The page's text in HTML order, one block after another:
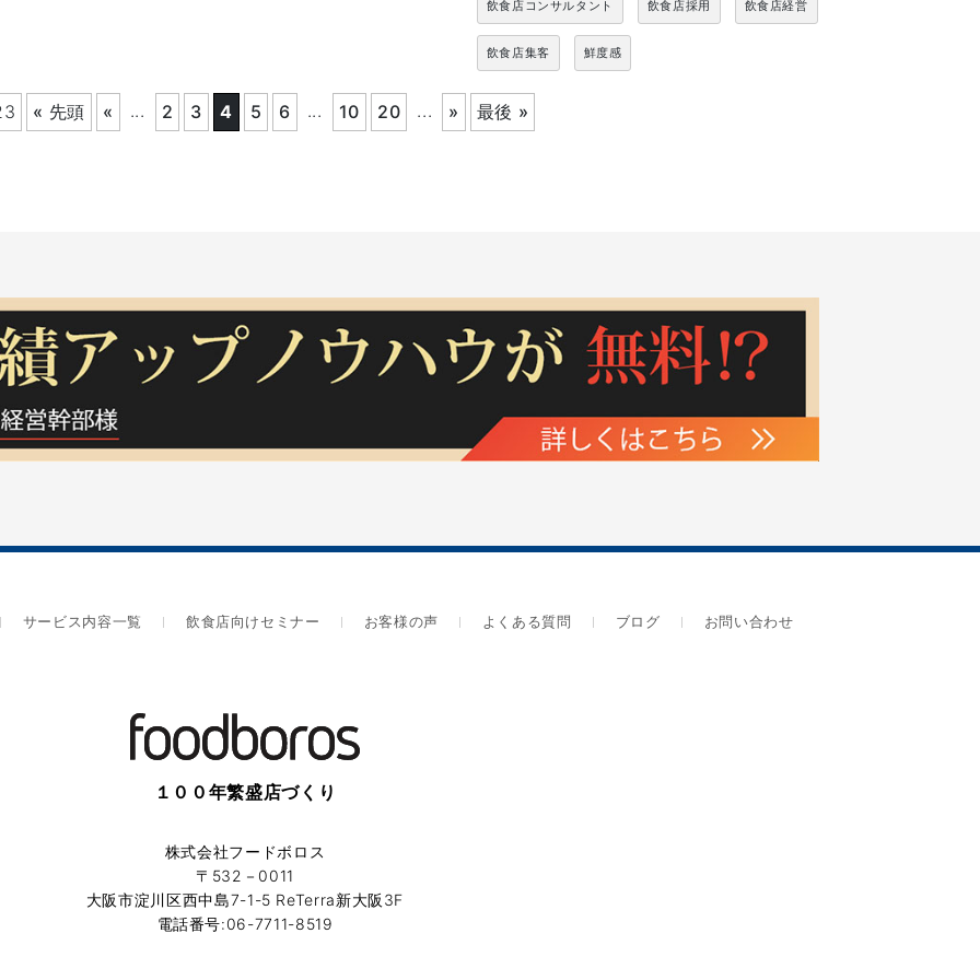
飲食店コンサルタント 飲食店採用 飲食店経営
飲食店集客 鮮度感
« 先頭 « ... 2 3 4 5 6 ... 10 20 ... » 最後 »
サービス内容一覧 飲食店向けセミナー お客様の声 よくある質問 ブログ お問い合わせ
１００年繁盛店づくり
株式会社フードボロス
〒532－0011
大阪市淀川区西中島7-1-5 ReTerra新大阪3F
電話番号:06-7711-8519